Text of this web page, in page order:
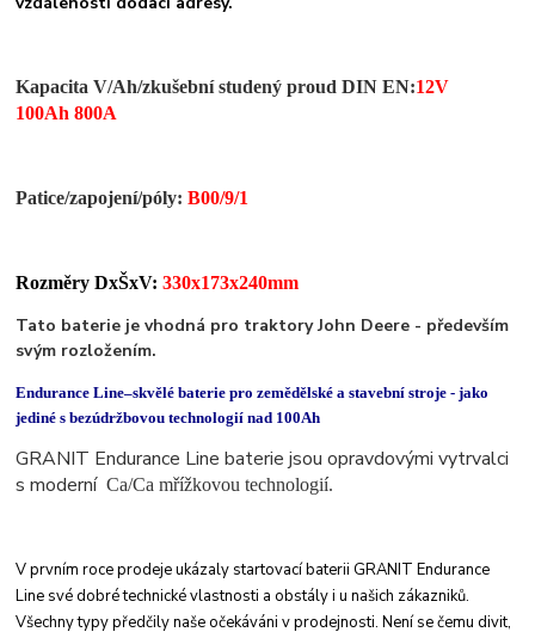
Kapacita V/Ah/zkušební studený proud DIN EN:12V
100Ah 800A
Patice/zapojení/póly:B00/9/1
Rozměry DxŠxV: 330x173x240mm
Tato baterie je vhodná pro traktory John Deere - především
svým rozložením.
Endurance Line–skvělé baterie pro zemědělské a stavební stroje - jako
jediné s bezúdržbovou technologií nad 100Ah
GRANIT Endurance Line baterie jsou opravdovými vytrvalci
s moderníCa/Ca mřížkovou technologií.
V prvním roce prodeje ukázaly startovací baterii GRANIT Endurance
Line své dobré technickévlastnosti a obstály i u našich zákazniků.
Všechnytypy předčily naše očekáváni v prodejnosti. Neníse čemu divit,